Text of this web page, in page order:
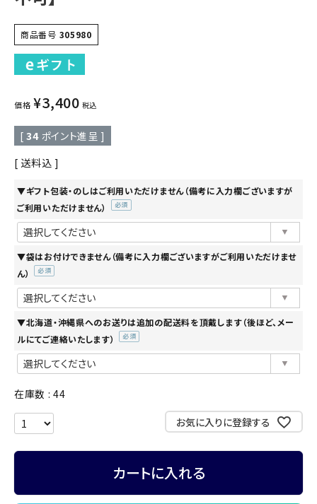
商品番号 305980
価格 ¥3,400 税込
[ 34 ポイント進呈 ]
送料込
▼ギフト包装・のしはご利用いただけません（備考に入力欄ございますが
ご利用いただけません）
▼袋はお付けできません（備考に入力欄ございますがご利用いただけませ
ん）
須)
▼北海道・沖縄県へのお送りは追加の配送料を頂戴します（後ほど、メー
ルにてご連絡いたします）
在庫数
44
お気に入りに登録する
カートに入れる